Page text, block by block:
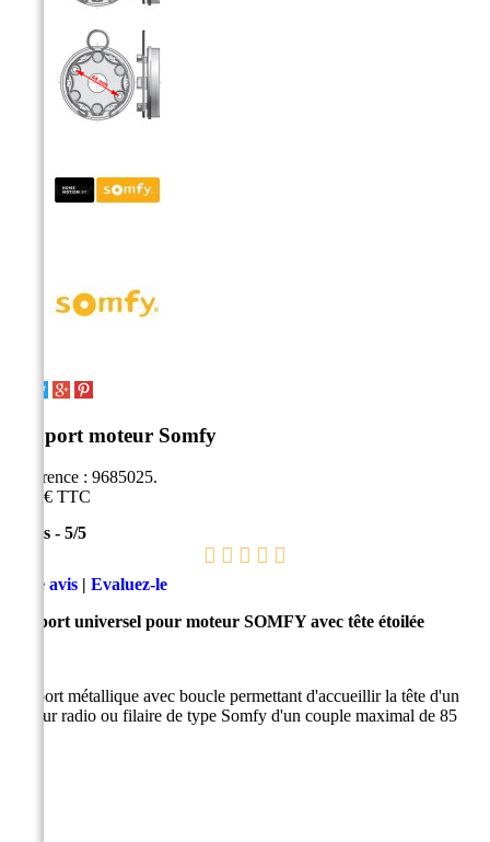
Support moteur Somfy
Référence : 9685025.
7,40 € TTC
avis - 5/5
Lire avis | Evaluez-le
Support universel pour moteur SOMFY avec tête étoilée
Support métallique avec boucle permettant d'accueillir la tête d'un
moteur radio ou filaire de type Somfy d'un couple maximal de 85